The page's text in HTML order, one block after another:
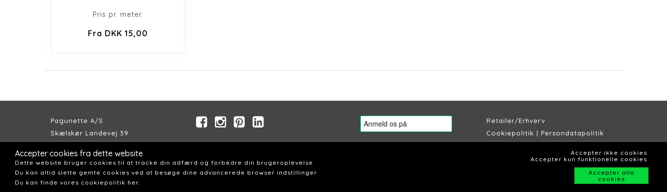
Pris pr. meter.
Fra DKK 15,00
Pagunette A/S
Skælskør Landevej 39
Telefon: +45 58 57 04 00
Email:pagunette@pagunette.dk
Retailer/Erhverv
Cookiepolitik | Persondatapolitik
Lagersalg Slagelse
Accepter cookies fra dette website
Dette website bruger cookies til at tracke din adfærd og forbedre din brugeroplevelse
Du kan altid slette gemte cookies ved at besøge dine advancerede browser indstillinger
Du kan finde vores cookiepolitik her.
Accepter ikke cookies
Accepter kun funktionelle cookies
Accepter alle
cookies